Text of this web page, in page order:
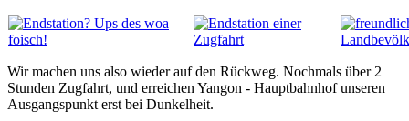
Wir machen uns also wieder auf den Rückweg. Nochmals über 2
Stunden Zugfahrt, und erreichen Yangon - Hauptbahnhof unseren
Ausgangspunkt erst bei Dunkelheit.